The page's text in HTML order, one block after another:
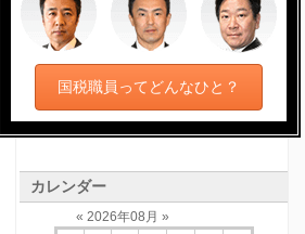
国税職員ってどんなひと？
カレンダー
« 2026年08 月 »